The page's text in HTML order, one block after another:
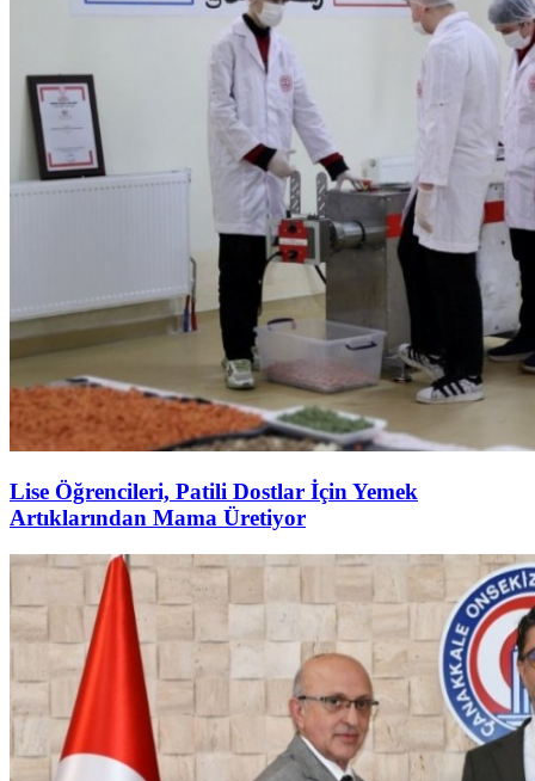
Lise Öğrencileri, Patili Dostlar İçin Yemek
Artıklarından Mama Üretiyor